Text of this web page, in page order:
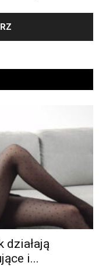
działają
i...